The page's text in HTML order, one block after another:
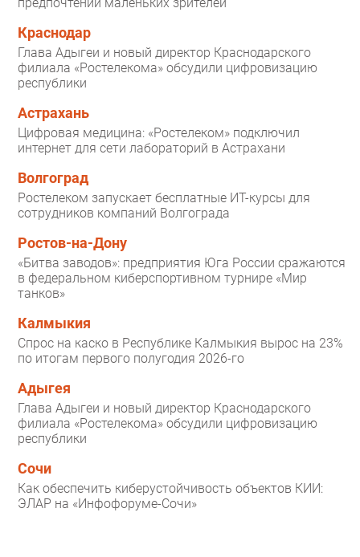
Краснодар
Глава Адыгеи и новый директор Краснодарского
филиала «Ростелекома» обсудили цифровизацию
республики
Астрахань
Цифровая медицина: «Ростелеком» подключил
интернет для сети лабораторий в Астрахани
Волгоград
Ростелеком запускает бесплатные ИТ-курсы для
сотрудников компаний Волгограда
Ростов-на-Дону
«Битва заводов»: предприятия Юга России сражаются
в федеральном киберспортивном турнире «Мир
танков»
Калмыкия
Спрос на каско в Республике Калмыкия вырос на 23%
по итогам первого полугодия 2026-го
Адыгея
Глава Адыгеи и новый директор Краснодарского
филиала «Ростелекома» обсудили цифровизацию
республики
Сочи
Как обеспечить киберустойчивость объектов КИИ:
ЭЛАР на «Инфофоруме-Сочи»